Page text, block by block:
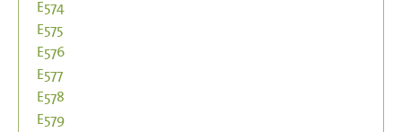
E574
E575
E576
E577
E578
E579